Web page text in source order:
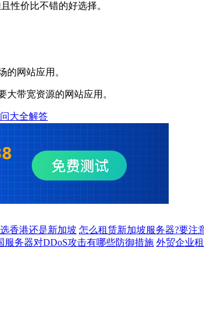
性价比不错的好选择。
网站应用。
带宽资源的网站应用。
大全解答
香港还是新加坡 怎么租赁新加坡服务器?要注
服务器对DDoS攻击有哪些防御措施 外贸企业